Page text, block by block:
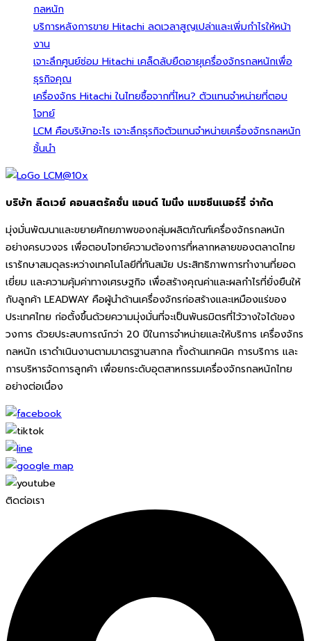
กลหนัก
บริการหลังการขาย Hitachi ลดเวลาสูญเปล่าและเพิ่มกำไรให้หน้า
งาน
เจาะลึกศูนย์ซ่อม Hitachi เคล็ดลับยืดอายุเครื่องจักรกลหนักเพื่อ
ธุรกิจคุณ
เครื่องจักร Hitachi ในไทยซื้อจากที่ไหน? ตัวแทนจำหน่ายที่ตอบ
โจทย์
LCM คือบริษัทอะไร เจาะลึกธุรกิจตัวแทนจำหน่ายเครื่องจักรกลหนัก
ชั้นนำ
บริษัท ลีดเวย์ คอนสตรัคชั่น แอนด์ ไมนิ่ง แมชชีนเนอร์รี่ จำกัด
มุ่งมั่นพัฒนาและขยายศักยภาพของกลุ่มผลิตภัณฑ์เครื่องจักรกลหนัก
อย่างครบวงจร เพื่อตอบโจทย์ความต้องการที่หลากหลายของตลาดไทย
เรารักษาสมดุลระหว่างเทคโนโลยีที่ทันสมัย ประสิทธิภาพการทำงานที่ยอด
เยี่ยม และความคุ้มค่าทางเศรษฐกิจ เพื่อสร้างคุณค่าและผลกำไรที่ยั่งยืนให้
กับลูกค้า LEADWAY คือผู้นำด้านเครื่องจักรก่อสร้างและเหมืองแร่ของ
ประเทศไทย ก่อตั้งขึ้นด้วยความมุ่งมั่นที่จะเป็นพันธมิตรที่ไว้วางใจได้ของ
วงการ ด้วยประสบการณ์กว่า 20 ปีในการจำหน่ายและให้บริการ เครื่องจักร
กลหนัก เราดำเนินงานตามมาตรฐานสากล ทั้งด้านเทคนิค การบริการ และ
การบริหารจัดการลูกค้า เพื่อยกระดับอุตสาหกรรมเครื่องจักรกลหนักไทย
อย่างต่อเนื่อง
ติดต่อเรา